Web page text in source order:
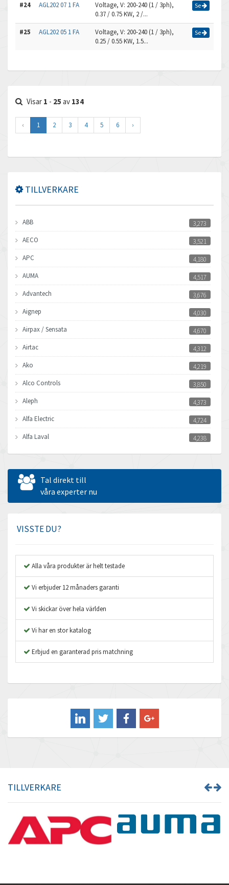
#24 AGL202 07 1 FA
Voltage, V: 200-240 (1 / 3ph),
0.37 / 0.75 KW, 2 /...
Se
#25 AGL202 05 1 FA
Voltage, V: 200-240 (1 / 3ph),
0.25 / 0.55 KW, 1.5...
Se
Visar 1 - 25 av 134
‹ 1 2 3 4 5 6 ›
TILLVERKARE
ABB
3,273
AECO
3,521
APC
4,180
AUMA
4,517
Advantech
3,676
Aignep
4,030
Airpax / Sensata
4,670
Airtac
4,312
Ako
4,219
Alco Controls
3,850
Aleph
4,373
Alfa Electric
4,724
Alfa Laval
4,238
Allen Bradley
3,095
Allen West
Amperite
Amplicon Liveline
Apex Dynamics
Asco Numatics
Atos
4,673
Aventics
B&R
Barber Colman
3,554
Baumuller
3,029
Tal direkt till
våra experter nu
VISSTE DU?
Alla våra produkter är helt testade
Vi erbjuder 12 månaders garanti
Vi skickar över hela världen
Vi har en stor katalog
Erbjud en garanterad pris matchning
TILLVERKARE